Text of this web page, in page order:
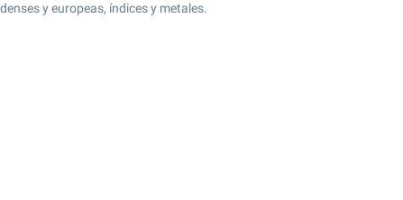
y europeas, índices y metales.